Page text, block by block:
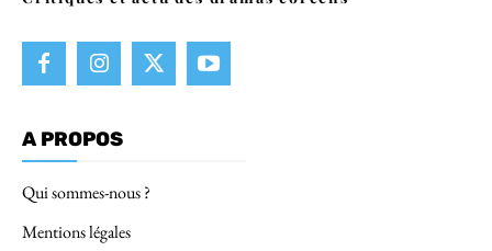
A PROPOS
Qui sommes-nous ?
Mentions légales